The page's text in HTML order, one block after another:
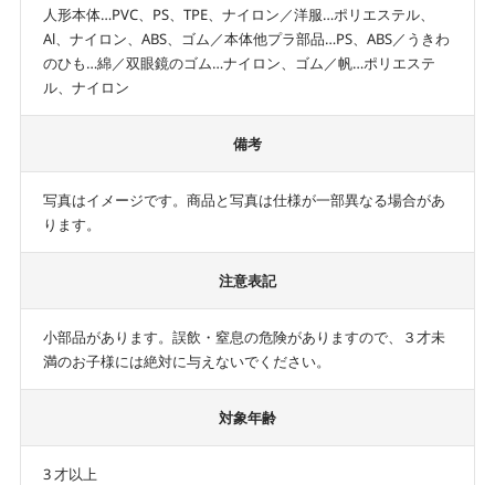
人形本体…PVC、PS、TPE、ナイロン／洋服…ポリエステル、
Al、ナイロン、ABS、ゴム／本体他プラ部品…PS、ABS／うきわ
のひも…綿／双眼鏡のゴム…ナイロン、ゴム／帆…ポリエステ
ル、ナイロン
備考
写真はイメージです。商品と写真は仕様が一部異なる場合があ
ります。
注意表記
小部品があります。誤飲・窒息の危険がありますので、３才未
満のお子様には絶対に与えないでください。
対象年齢
3 才以上